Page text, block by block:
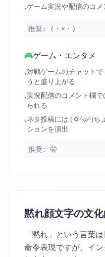
•ゲーム実況や配信のコメ
推奨: (・×・)
🎮ゲーム・エンタメ
•対戦ゲームのチャット
うと盛り上がる
•実況配信のコメント欄
られる
•ネタ投稿には (💢^ω^)ち
ションを演出
推奨: 🤫
黙れ顔文字の文
「黙れ」という言葉
命令表現ですが、イ